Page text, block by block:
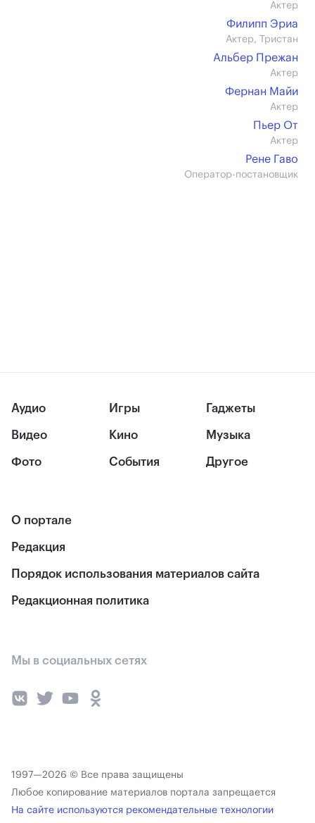
Актер
Филипп Эриа
Актер, Тристан
Альбер Прежан
Актер
Фернан Майи
Актер
Пьер От
Актер
Рене Гаво
Оператор-постановщик
Аудио
Видео
Фото
Игры
Кино
События
Гаджеты
Музыка
Другое
О портале
Редакция
Порядок использования материалов сайта
Редакционная политика
Мы в социальных сетях
1997—2026 © Все права защищены
Любое копирование материалов портала запрещается
На сайте используются рекомендательные технологии